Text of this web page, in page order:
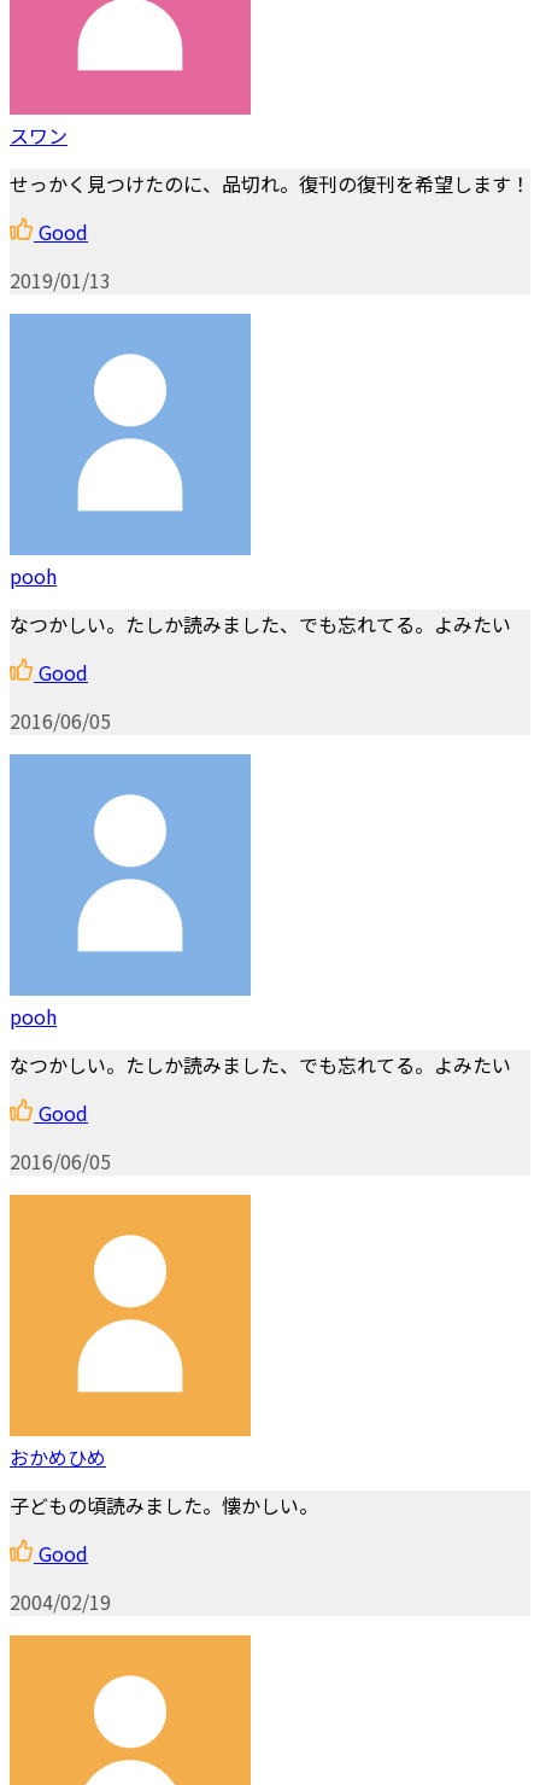
スワン
せっかく見つけたのに、品切れ。復刊の復刊を希望します！
Good
2019/01/13
pooh
なつかしい。たしか読みました、でも忘れてる。よみたい
Good
2016/06/05
pooh
なつかしい。たしか読みました、でも忘れてる。よみたい
Good
2016/06/05
おかめひめ
子どもの頃読みました。懐かしい。
Good
2004/02/19